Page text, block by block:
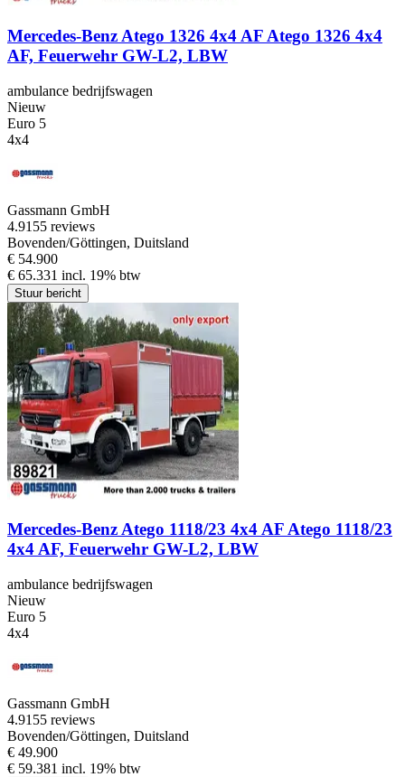
Mercedes-Benz Atego 1326 4x4 AF Atego 1326 4x4
AF, Feuerwehr GW-L2, LBW
ambulance bedrijfswagen
Nieuw
Euro 5
4x4
Gassmann GmbH
4.9155 reviews
Bovenden/Göttingen, Duitsland
€ 54.900
€ 65.331 incl. 19% btw
Stuur bericht
Mercedes-Benz Atego 1118/23 4x4 AF Atego 1118/23
4x4 AF, Feuerwehr GW-L2, LBW
ambulance bedrijfswagen
Nieuw
Euro 5
4x4
Gassmann GmbH
4.9155 reviews
Bovenden/Göttingen, Duitsland
€ 49.900
€ 59.381 incl. 19% btw